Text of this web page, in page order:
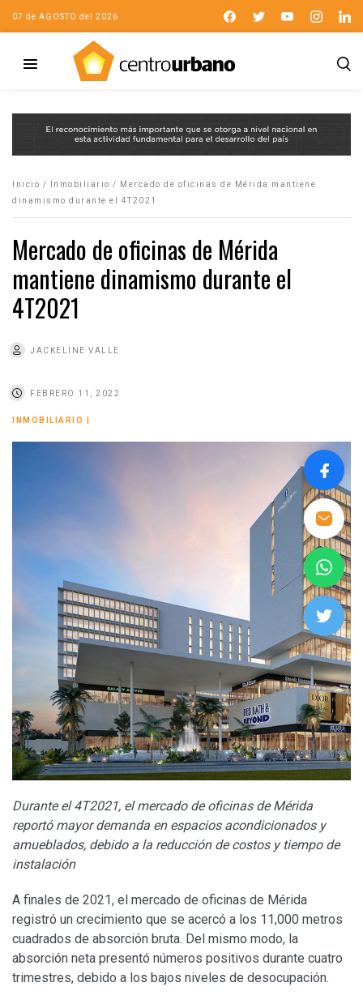
07 de AGOSTO del 2026
Inicio / Inmobiliario /
Mercado de oficinas de Mérida mantiene
dinamismo durante el 4T2021
Mercado de oficinas de Mérida
mantiene dinamismo durante el
4T2021
JACKELINE VALLE
FEBRERO 11, 2022
INMOBILIARIO
Durante el 4T2021, el mercado de oficinas de Mérida
reportó mayor demanda en espacios acondicionados y
amueblados, debido a la reducción de costos y tiempo de
instalación
A finales de 2021, el mercado de oficinas de Mérida
registró un crecimiento que se acercó a los 11,000 metros
cuadrados de absorción bruta. Del mismo modo, la
absorción neta presentó números positivos durante cuatro
trimestres, debido a los bajos niveles de desocupación.